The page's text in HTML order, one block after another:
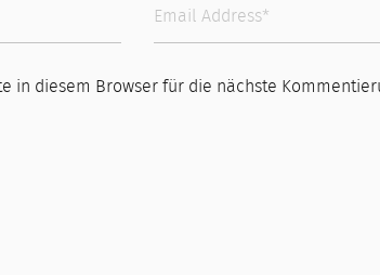
in diesem Browser für die nächste